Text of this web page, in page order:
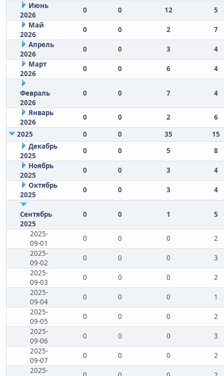
Июнь
2026
0 0 12
5
Май
2026
0 0 2
7
Апрель
2026
0 0 3
4
Март
2026
0 0 6 4
Февраль
2026
0 0 7 4
Январь
2026
0 0 2
6
2025
0 0 35
15
Декабрь
2025
0 0 5
8
Ноябрь
2025
0 0 3
4
Октябрь
2025
0 0 3 4
Сентябрь
2025
0 0 1 5
2025-
09-01
0 0 0
2
2025-
09-02
0 0 0
3
2025-
09-03
0 0 0
2
2025-
09-04
0 0 0
1
2025-
09-05
0 0 0
2
2025-
09-06
0 0 0
3
2025-
09-07
0 0 0
2
2025-